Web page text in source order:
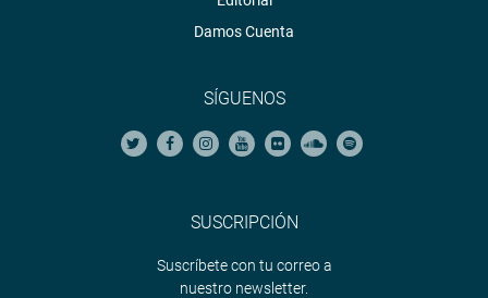
Damos Cuenta
SÍGUENOS
SUSCRIPCIÓN
Suscríbete con tu correo a
nuestro newsletter.